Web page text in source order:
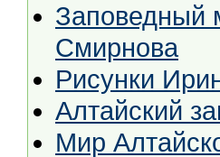
Заповедный
Смирнова
Рисунки
Алтайский
Мир